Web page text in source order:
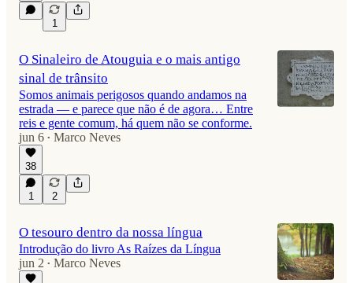
1
O Sinaleiro de Atouguia e o mais antigo
sinal de trânsito
Somos animais perigosos quando andamos na
estrada — e parece que não é de agora… Entre
reis e gente comum, há quem não se conforme.
jun 6 • Marco Neves
38
1 2
O tesouro dentro da nossa língua
Introdução do livro As Raízes da Língua
jun 2 • Marco Neves